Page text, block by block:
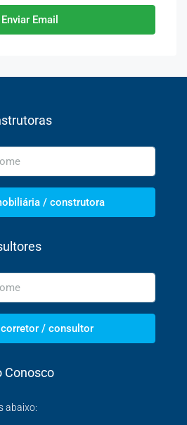
Enviar Email
/ construtora
corretor / consultor
Conosco
abaixo: